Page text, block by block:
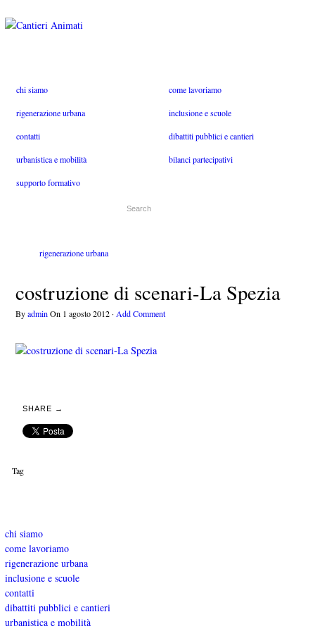
chi siamo come lavoriamo
rigenerazione urbana inclusione e scuole
contatti dibattiti pubblici e cantieri
urbanistica e mobilità bilanci partecipativi
supporto formativo
rigenerazione urbana
costruzione di scenari-La Spezia
ByadminOn 1 agosto 2012· Add Comment
SHARE →
Tag
chi siamo
come lavoriamo
rigenerazione urbana
inclusione e scuole
contatti
dibattiti pubblici e cantieri
urbanistica e mobilità